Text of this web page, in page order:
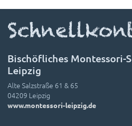
Bischöfliches Montessori-
Leipzig
Alte Salzstraße 61 & 65
04209 Leipzig
www.montessori-leipzig.de